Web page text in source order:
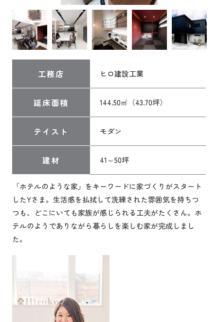
工務店 ヒロ建設工業
延床面積 144.50㎡（43.70坪）
テイスト モダン
建材 41～50坪
「ホテルのような家」をキーワードに家づくりがスタート
したYさま。生活感を払拭して洗練された雰囲気を持ちつ
つも、どこにいても家族が感じられる工夫がたくさん。ホ
テルのようでありながら暮らしを楽しむ家が完成しまし
た。